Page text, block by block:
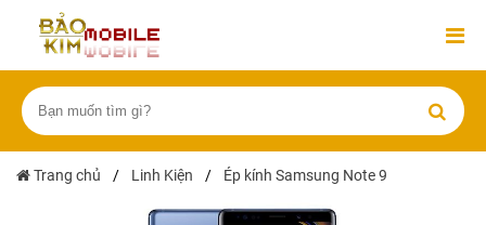
Trang chủ / Linh Kiện / Ép kính Samsung Note 9